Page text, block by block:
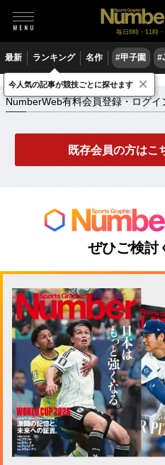
毎日6時・11時
最新 ランキング 名作 #甲子園
NumberWeb有料会員登録・ログイン
NumberWeb有料会員登録・ログイ
既存会員の方はこ
ぜひご検討
今人気の記事が競技ごとに探せます ×